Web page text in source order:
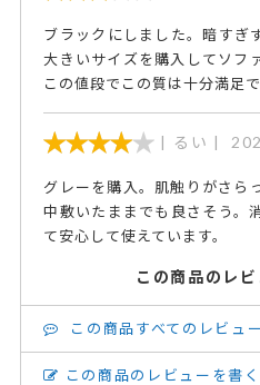
ブラックにしました。暗すぎ
大きいサイズを購入してソフ
この値段でこの質は十分満足で
るい
グレーを購入。肌触りがさら
中敷いたままでも良さそう。
て安心して使えています。
この商品のレ
この商品すべてのレビュ
この商品のレビューを書く